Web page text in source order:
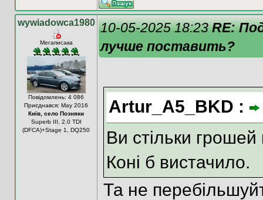
wywiadowca1980
Мегаписака
Повідомлень: 4 086
Приєднався: May 2016
Київ, село Позняки
Superb III, 2.0 TDI
(DFCA)+Stage 1, DQ250
10-05-2025 18:23RE:
лучше поставить?
Artur_A5_BKD :
Ви стільки
Коні б вистачило.
Та не